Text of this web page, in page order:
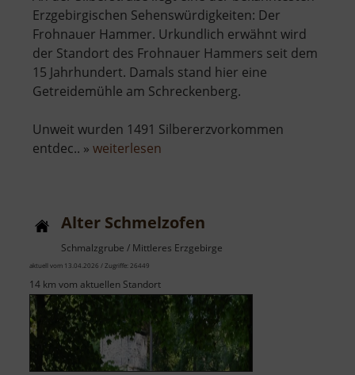
Erzgebirgischen Sehenswürdigkeiten: Der
Frohnauer Hammer. Urkundlich erwähnt wird
der Standort des Frohnauer Hammers seit dem
15 Jahrhundert. Damals stand hier eine
Getreidemühle am Schreckenberg.
Unweit wurden 1491 Silbererzvorkommen
entdec.. » weiterlesen
Alter Schmelzofen
Schmalzgrube / Mittleres Erzgebirge
aktuell vom 13.04.2026 / Zugriffe: 26449
14 km vom aktuellen Standort